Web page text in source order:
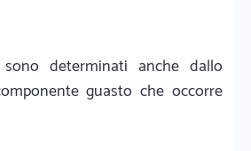
determinati anche dallo
guasto che occorre